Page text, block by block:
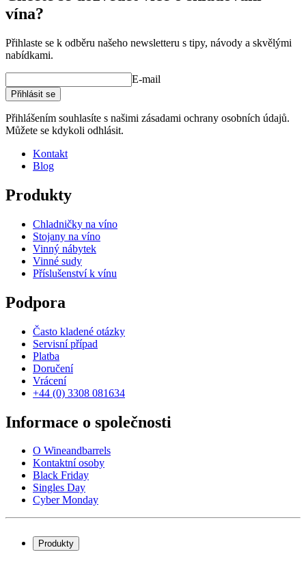
vína?
Přihlaste se k odběru našeho newsletteru s tipy, návody a skvělými
nabídkami.
E-mail
Přihlásit se
Přihlášením souhlasíte s našimi zásadami ochrany osobních údajů.
Můžete se kdykoli odhlásit.
Kontakt
Blog
Produkty
Chladničky na víno
Stojany na víno
Vinný nábytek
Vinné sudy
Příslušenství k vínu
Podpora
Často kladené otázky
Servisní případ
Platba
Doručení
Vrácení
+44 (0) 3308 081634
Informace o společnosti
O Wineandbarrels
Kontaktní osoby
Black Friday
Singles Day
Cyber Monday
Produkty